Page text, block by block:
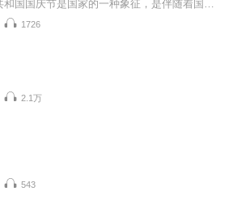
1726
2.1万
543